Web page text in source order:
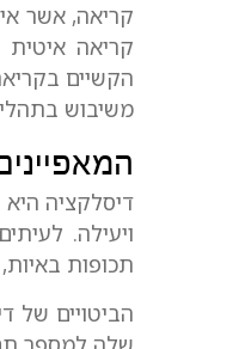
קריאה, אשר
קריאה איטית
הקשיים
משיבוש
דיסלקציה
ויעילה.
תכופות
הביטויים של